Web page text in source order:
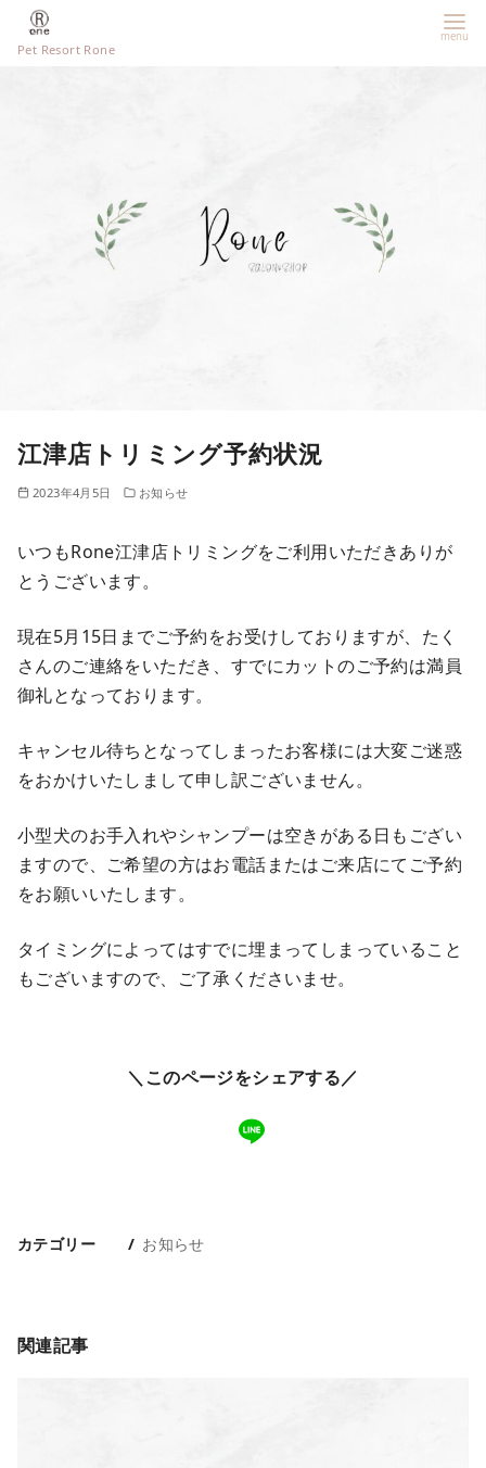
Pet Resort Rone
江津店トリミング予約状況
2023年4月5日 お知らせ
いつもRone江津店トリミングをご利用いただきありが
とうございます。
現在5月15日までご予約をお受けしておりますが、たく
さんのご連絡をいただき、すでにカットのご予約は満員
御礼となっております。
キャンセル待ちとなってしまったお客様には大変ご迷惑
をおかけいたしまして申し訳ございません。
小型犬のお手入れやシャンプーは空きがある日もござい
ますので、ご希望の方はお電話またはご来店にてご予約
をお願いいたします。
タイミングによってはすでに埋まってしまっていること
もございますので、ご了承くださいませ。
＼このページをシェアする／
カテゴリー お知らせ
関連記事